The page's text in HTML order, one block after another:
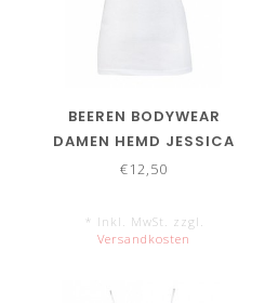
BEEREN BODYWEAR
DAMEN HEMD JESSICA
€12,50
* Inkl. MwSt. zzgl.
Versandkosten